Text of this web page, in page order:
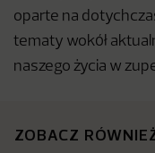
oparte na
tematy wokół
naszego życia w
ZOBACZ